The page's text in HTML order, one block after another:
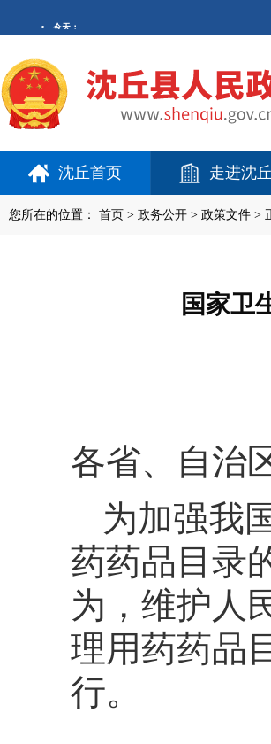
沈丘首页 走进沈丘
您所在的位置： 首页 > 政务公开 > 政策文件 >
国家卫
各省、自治
为加强我
药药品目录
为，维护人
理用药药品
行。